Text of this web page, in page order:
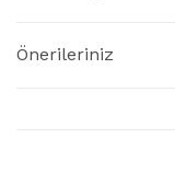
Önerileriniz